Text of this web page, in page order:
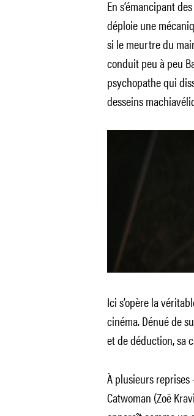
En s’émancipant
déploie une
si le meurtre du
conduit peu à peu
psychopathe qui
desseins
Ici s’opère la
cinéma. Dénué de
et de déduction, sa
À plusieurs
Catwoman (Zoë